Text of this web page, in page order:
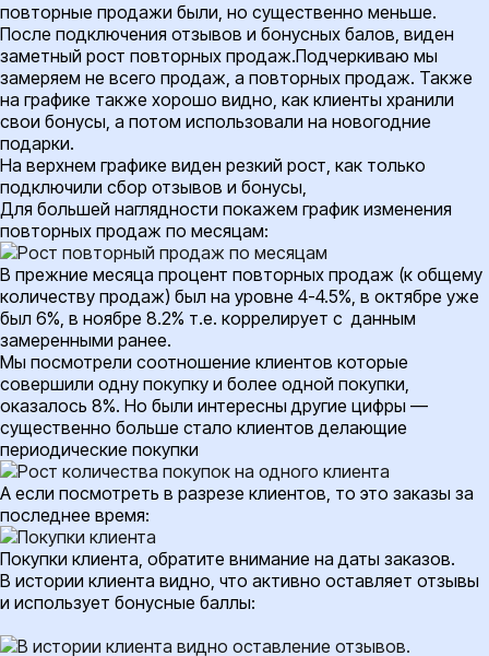
повторные продажи были, но существенно меньше.
После подключения отзывов и бонусных балов, виден
заметный рост повторных продаж.Подчеркиваю мы
замеряем не всего продаж, а повторных продаж. Также
на графике также хорошо видно, как клиенты хранили
свои бонусы, а потом использовали на новогодние
подарки.
На верхнем графике виден резкий рост, как только
подключили сбор отзывов и бонусы,
Для большей наглядности покажем график изменения
повторных продаж по месяцам:
В прежние месяца процент повторных продаж (к общему
количеству продаж) был на уровне 4-4.5%, в октябре уже
был 6%, в ноябре 8.2% т.е. коррелирует с данным
замеренными ранее.
Мы посмотрели соотношение клиентов которые
совершили одну покупку и более одной покупки,
оказалось 8%. Но были интересны другие цифры —
существенно больше стало клиентов делающие
периодические покупки
А если посмотреть в разрезе клиентов, то это заказы за
последнее время:
Покупки клиента, обратите внимание на даты заказов.
В истории клиента видно, что активно оставляет отзывы
и использует бонусные баллы: